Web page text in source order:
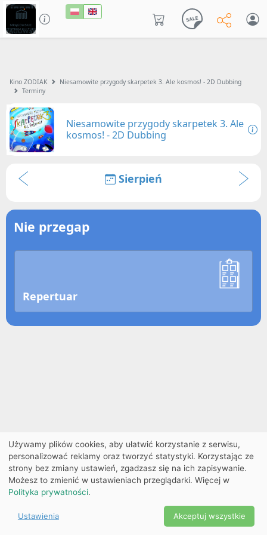
Kino ZODIAK
Niesamowite przygody skarpetek 3. Ale kosmos! - 2D Dubbing
Terminy
Niesamowite przygody skarpetek 3. Ale
kosmos! - 2D Dubbing
Sierpień
Nie przegap
Repertuar
Ekobilet2026 |
Ustawienia
cookies
2026
Używamy plików cookies, aby ułatwić korzystanie z serwisu,
personalizować reklamy oraz tworzyć statystyki. Korzystając ze
strony bez zmiany ustawień, zgadzasz się na ich zapisywanie.
Możesz to zmienić w ustawieniach przeglądarki. Więcej w
Polityka prywatności.
Ustawienia Akceptuj wszystkie